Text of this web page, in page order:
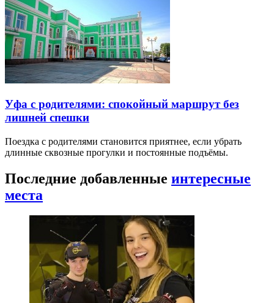
Уфа с родителями: спокойный маршрут без
лишней спешки
Поездка с родителями становится приятнее, если убрать
длинные сквозные прогулки и постоянные подъёмы.
Последние добавленные интересные
места